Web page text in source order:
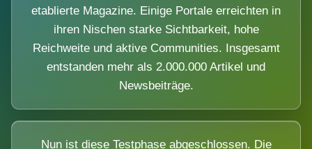
etablierte Magazine. Einige Portale erreichten in
ihren Nischen starke Sichtbarkeit, hohe
Reichweite und aktive Communities. Insgesamt
entstanden mehr als 2.000.000 Artikel und
Newsbeiträge.
Nun ist diese Testphase abgeschlossen. Die